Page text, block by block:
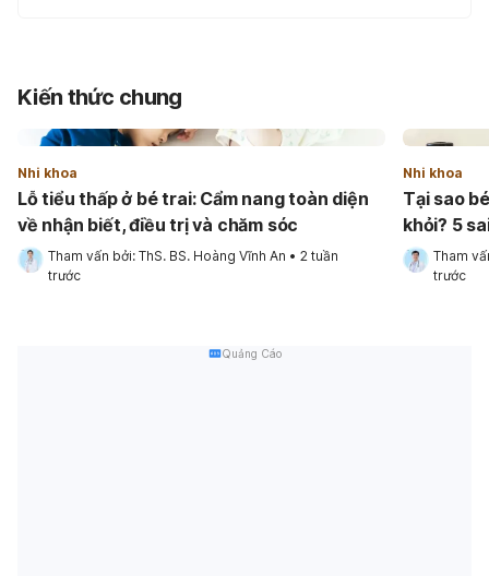
Kiến thức chung
Nhi khoa
Lỗ tiểu thấp ở bé trai: Cẩm nang toàn diện
về nhận biết, điều trị và chăm sóc
Tham vấn bởi: ThS. BS. Hoàng Vĩnh An • 2 tuần
trước
Nhi khoa
Tại sao
khỏi? 5
Tham
trước
Quảng Cáo